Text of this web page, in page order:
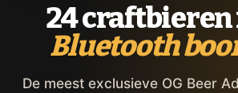
24 craftbieren
Bluetooth
De meest exclusieve OG Beer